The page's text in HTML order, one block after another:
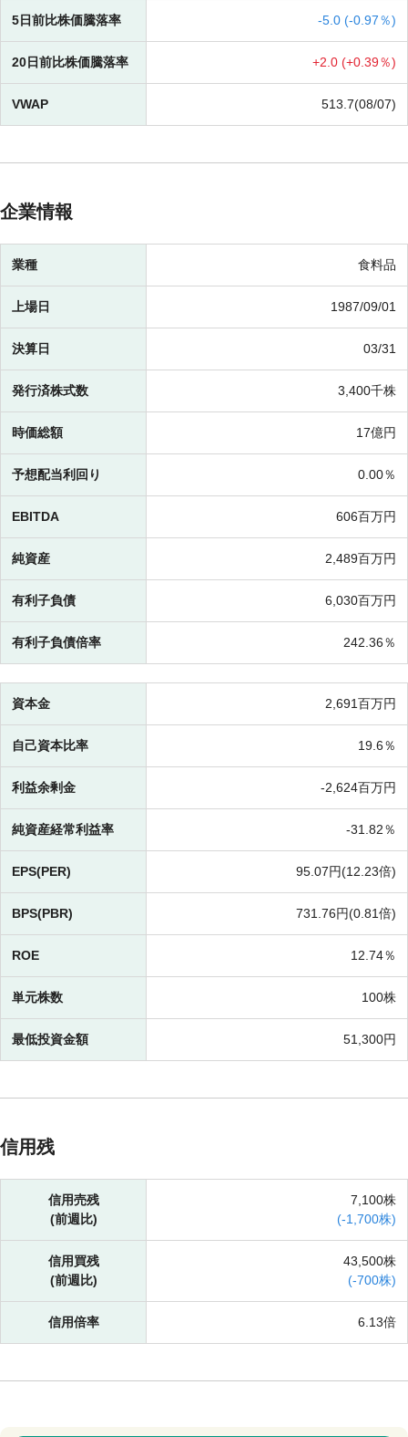
5日前比株価騰落率 -5.0 (-0.97％)
20日前比株価騰落率 +2.0 (+0.39％)
VWAP 513.7(08/07)
企業情報
業種 食料品
上場日 1987/09/01
決算日 03/31
発行済株式数 3,400千株
時価総額 17億円
予想配当利回り 0.00％
EBITDA 606百万円
純資産 2,489百万円
有利子負債 6,030百万円
有利子負債倍率 242.36％
資本金 2,691百万円
自己資本比率 19.6％
利益余剰金 -2,624百万円
純資産経常利益率 -31.82％
EPS(PER) 95.07円(12.23倍)
BPS(PBR) 731.76円(0.81倍)
ROE 12.74％
単元株数 100株
最低投資金額 51,300円
信用残
信用売残
(前週比)
7,100株
(-1,700株)
信用買残
(前週比)
43,500株
(-700株)
信用倍率 6.13倍